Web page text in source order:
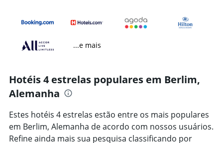
...e mais
Hotéis 4 estrelas populares em Berlim,
Alemanha
Estes hotéis 4 estrelas estão entre os mais populares
em Berlim, Alemanha de acordo com nossos usuários.
Refine ainda mais sua pesquisa classificando por